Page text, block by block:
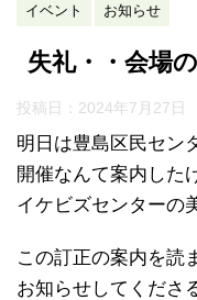
イベント お知らせ
失礼・・会場
投稿日： 2024年7月27日
明日は豊島区民セン
開催なんて案内した
イケビズセンターの
この訂正の案内を読
お知らせしてくださ